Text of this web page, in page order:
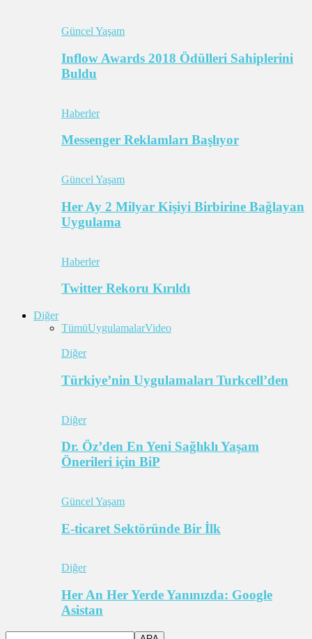
Güncel Yaşam
Inflow Awards 2018 Ödülleri Sahiplerini
Buldu
Haberler
Messenger Reklamları Başlıyor
Güncel Yaşam
Her Ay 2 Milyar Kişiyi Birbirine Bağlayan
Uygulama
Haberler
Twitter Rekoru Kırıldı
Diğer
TümüUygulamalarVideo
Diğer
Türkiye’nin Uygulamaları Turkcell’den
Diğer
Dr. Öz’den En Yeni Sağlıklı Yaşam
Önerileri için BiP
Güncel Yaşam
E-ticaret Sektöründe Bir İlk
Diğer
Her An Her Yerde Yanınızda: Google
Asistan